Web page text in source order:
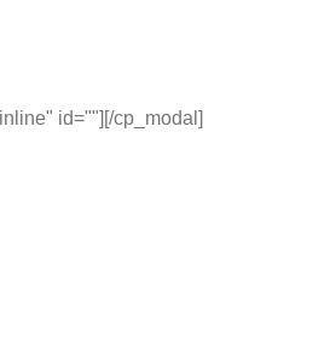
id=""][/cp_modal]